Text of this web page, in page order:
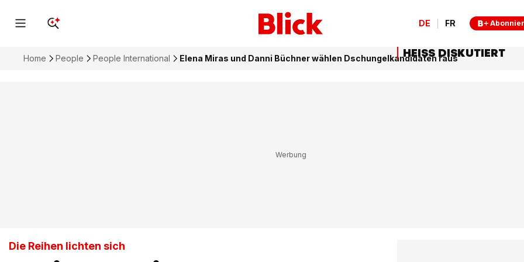
DE FR
Home People People International Elena Miras und Danni Büchner wählen Dschungelkandidaten raus
Die Reihen lichten sich
HEISS DISKUTIERT